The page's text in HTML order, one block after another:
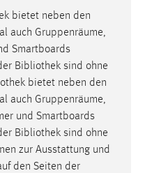
bietet neben den
auch Gruppenräume,
Smartboards
Bibliothek sind ohne
bietet neben den
auch Gruppenräume,
und Smartboards
Bibliothek sind ohne
zur Ausstattung und
den Seiten der